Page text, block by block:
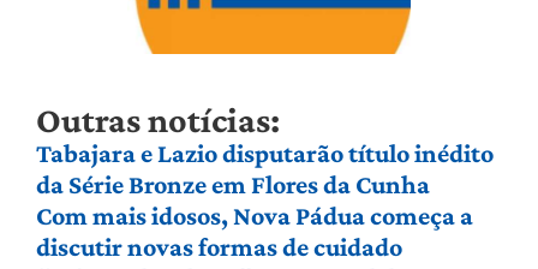
Outras notícias:
Tabajara e Lazio disputarão título inédito
da Série Bronze em Flores da Cunha
Com mais idosos, Nova Pádua começa a
discutir novas formas de cuidado